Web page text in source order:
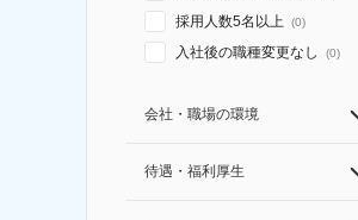
採用人数5名以上 (0)
入社後の職種変更なし (0)
会社・職場の環境
待遇・福利厚生